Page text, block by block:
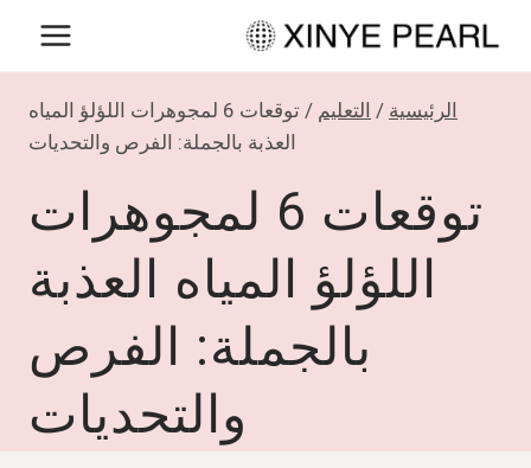
التجاوز
إلى
الرئيسية / التعليم /
توقعات 6 لمجوهرات اللؤلؤ المياه
العذبة بالجملة: الفرص والتحديات
توقعات 6 لمجوهرات
اللؤلؤ المياه العذبة
بالجملة: الفرص
والتحديات